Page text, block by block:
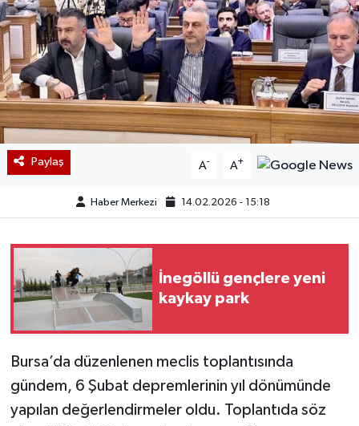
Paylaş A- A+
Haber Merkezi 14.02.2026 - 15:18
İnegöllü gençlere yeni
kaykay park
Bursa’da düzenlenen meclis toplantısında
gündem, 6 Şubat depremlerinin yıl dönümünde
yapılan değerlendirmeler oldu. Toplantıda söz